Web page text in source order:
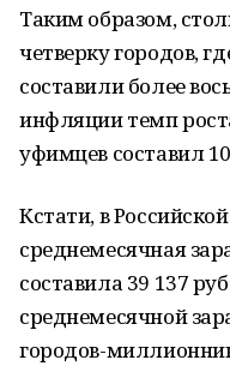
Таким образом,
четверку городов,
составили более
инфляции темп
уфимцев составил
Кстати, в
среднемесячная
составила 39 137
среднемесячной
городов-